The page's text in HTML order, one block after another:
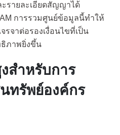
รายละเอียดสัญญาได้
การรวมศูนย์ข้อมูลนี้ทำให้
รจาต่อรองเงื่อนไขที่เป็น
ภาพยิ่งขึ้น
สำหรับการ
ทรัพย์องค์กร